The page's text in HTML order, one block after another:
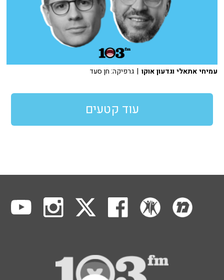
עמיחי אתאלי וגדעון אוקו | גרפיקה: חן סעד
עוד קטעים